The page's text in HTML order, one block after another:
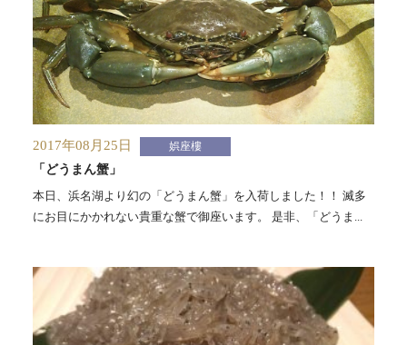
2017年08月25日 娯座樓
「どうまん蟹」
本日、浜名湖より幻の「どうまん蟹」を入荷しました！！ 滅多
にお目にかかれない貴重な蟹で御座います。 是非、「どうま...